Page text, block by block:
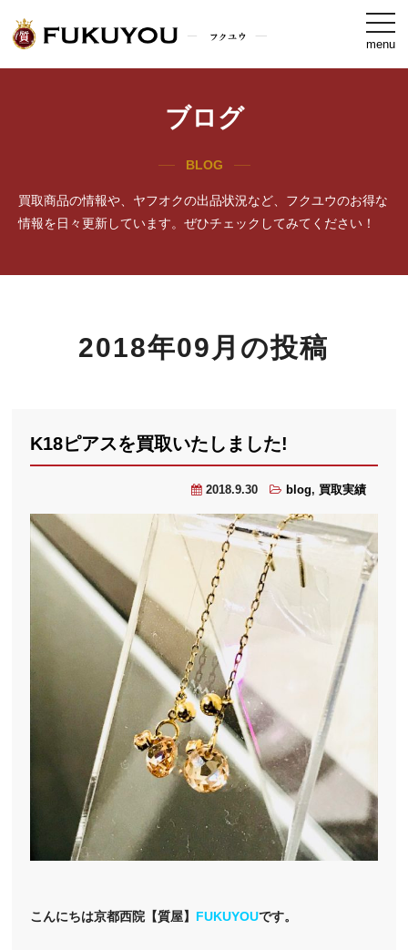
menu
ブログ
BLOG
買取商品の情報や、ヤフオクの出品状況など、フクユウのお得な
情報を日々更新しています。ぜひチェックしてみてください！
2018年09月の投稿
K18ピアスを買取いたしました!
2018.9.30 blog, 買取実績
こんにちは京都西院【質屋】 FUKUYOUです。